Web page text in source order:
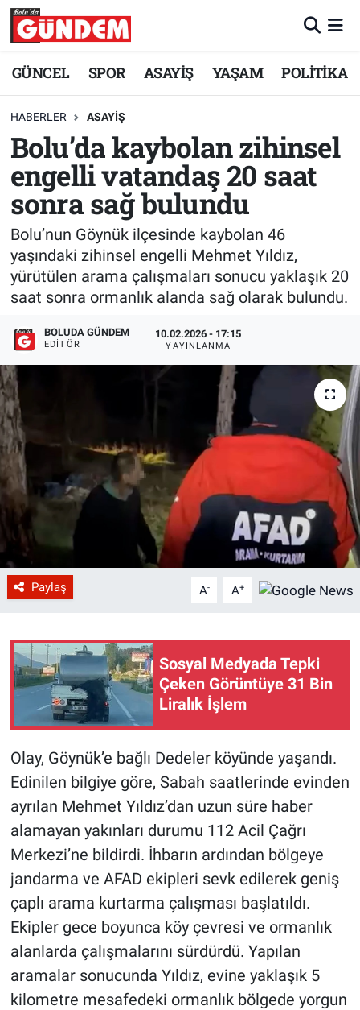
GÜNCEL SPOR ASAYİŞ YAŞAM POLİTİKA
HABERLER ASAYİŞ
Bolu’da kaybolan zihinsel
engelli vatandaş 20 saat
sonra sağ bulundu
Bolu’nun Göynük ilçesinde kaybolan 46
yaşındaki zihinsel engelli Mehmet Yıldız,
yürütülen arama çalışmaları sonucu yaklaşık 20
saat sonra ormanlık alanda sağ olarak bulundu.
BOLUDA GÜNDEM
EDITÖR
10.02.2026 - 17:15
YAYINLANMA
Paylaş A- A+
Sosyal Medyada Tepki
Çeken Görüntüye 31 Bin
Liralık İşlem
Olay, Göynük’e bağlı Dedeler köyünde yaşandı.
Edinilen bilgiye göre, Sabah saatlerinde evinden
ayrılan Mehmet Yıldız’dan uzun süre haber
alamayan yakınları durumu 112 Acil Çağrı
Merkezi’ne bildirdi. İhbarın ardından bölgeye
jandarma ve AFAD ekipleri sevk edilerek geniş
çaplı arama kurtarma çalışması başlatıldı.
Ekipler gece boyunca köy çevresi ve ormanlık
alanlarda çalışmalarını sürdürdü. Yapılan
aramalar sonucunda Yıldız, evine yaklaşık 5
kilometre mesafedeki ormanlık bölgede yorgun
Merkez Nöbetçi Eczaneler
Merkez Trafik Yoğunluk Haritası
Süper Lig Puan Durumu ve Fikstür
Tüm Manşetler
Son Dakika Haberleri
Haber Arşivi